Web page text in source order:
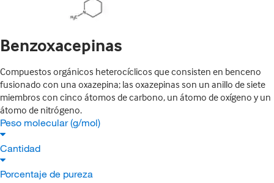
Benzoxacepinas
Compuestos orgánicos heterocíclicos que consisten en benceno
fusionado con una oxazepina; las oxazepinas son un anillo de siete
miembros con cinco átomos de carbono, un átomo de oxígeno y un
átomo de nitrógeno.
Peso molecular (g/mol)
Cantidad
Porcentaje de pureza